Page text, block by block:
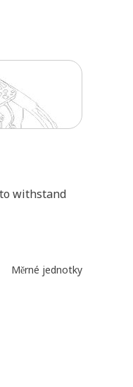
withstand
Měrné jednotky